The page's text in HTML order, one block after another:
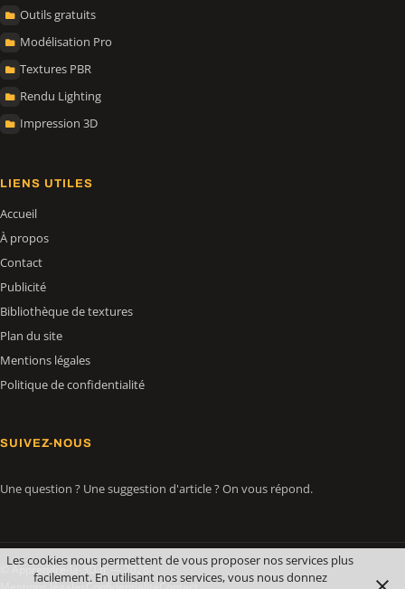
Outils gratuits
Modélisation Pro
Textures PBR
Rendu Lighting
Impression 3D
LIENS UTILES
Accueil
À propos
Contact
Publicité
Bibliothèque de textures
Plan du site
Mentions légales
Politique de confidentialité
SUIVEZ-NOUS
Une question ? Une suggestion d'article ? On vous répond.
© Apprendre-la-3D.fr — 2026
Les cookies nous permettent de vous proposer nos services plus
facilement. En utilisant nos services, vous nous donnez